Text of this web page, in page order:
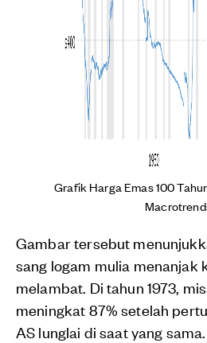
Grafik Harga Emas 100
Gambar tersebut
sang logam mulia menanjak
melambat. Di tahun 1973,
meningkat 87% setelah
AS lunglai di saat yang